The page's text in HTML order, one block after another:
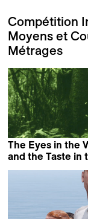
Compétition
Moyens et
Métrages
The Eyes in the
and the Taste in